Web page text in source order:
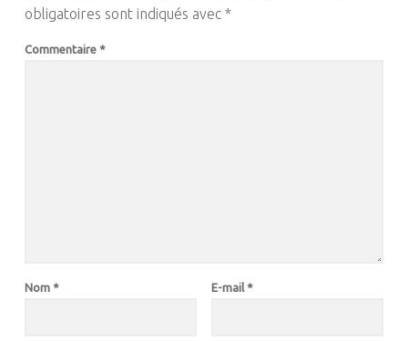
obligatoires sont indiqués avec *
Commentaire *
Nom * E-mail *